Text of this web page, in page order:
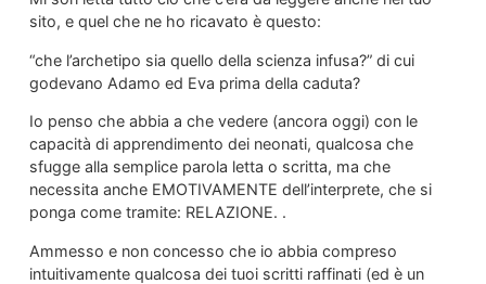
sito, e quel che ne ho ricavato è questo:
“che l’archetipo sia quello della scienza infusa?” di cui
godevano Adamo ed Eva prima della caduta?
Io penso che abbia a che vedere (ancora oggi) con le
capacità di apprendimento dei neonati, qualcosa che
sfugge alla semplice parola letta o scritta, ma che
necessita anche EMOTIVAMENTE dell’interprete, che si
ponga come tramite: RELAZIONE. .
Ammesso e non concesso che io abbia compreso
intuitivamente qualcosa dei tuoi scritti raffinati (ed è un